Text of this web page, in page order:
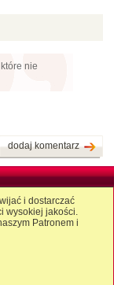
nie
dodaj komentarz
i dostarczać
wysokiej jakości.
Patronem i